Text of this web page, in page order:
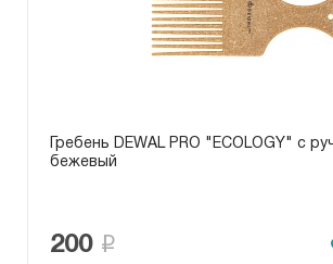
Гребень DEWAL PRO "ECOLOGY" c
бежевый
200